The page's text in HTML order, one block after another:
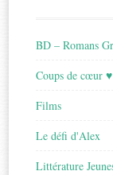
BD – Romans
Coups de cœur ♥
Films
Le défi d'Alex
Littérature